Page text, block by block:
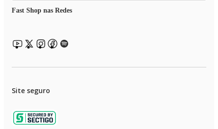
Fast Shop nas Redes
Site seguro